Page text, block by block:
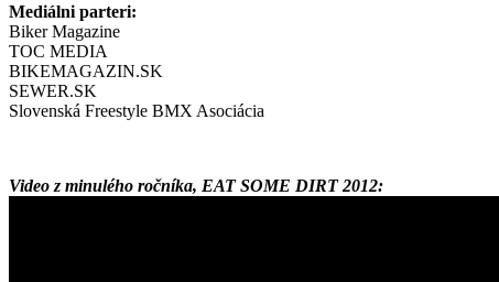
Mediálni parteri:
Biker Magazine
TOC MEDIA
BIKEMAGAZIN.SK
SEWER.SK
Slovenská Freestyle BMX Asociácia
Video z minulého ročníka, EAT SOME DIRT 2012: